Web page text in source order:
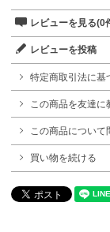
レビューを見る(0
レビューを投稿
特定商取引法に基
この商品を友達に
この商品について
買い物を続ける